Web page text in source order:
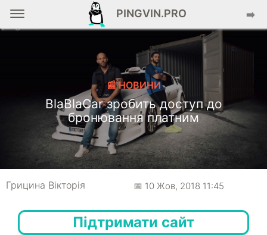
PINGVIN.PRO ➡️
📰 НОВИНИ
BlaBlaCar зробить доступ до
бронювання платним
Грицина Вікторія 📅 10 Жов, 2018 11:45
Підтримати сайт